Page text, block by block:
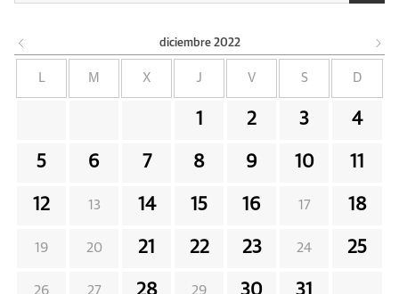
diciembre 2022
M X J V S D
1 2 3 4
5 6 7 8 9 10 11
12 13 14 15 16 17 18
19 20 21 22 23 24 25
26 27 28 29 30 31